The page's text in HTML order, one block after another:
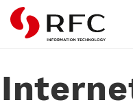
RFC